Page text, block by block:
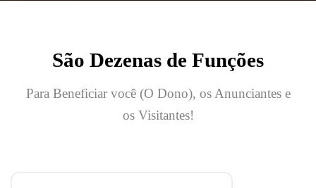
São Dezenas de Funções
Para Beneficiar você (O Dono), os Anunciantes e
os Visitantes!